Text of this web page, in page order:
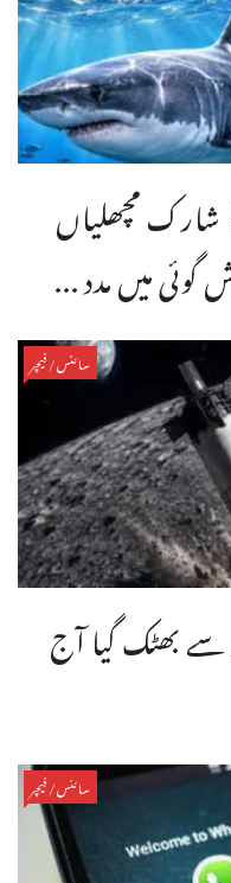
! شارک مچھلیاں
میں مدد ...
سائنس/فیچر
بھٹک گیا آج
سائنس/فیچر